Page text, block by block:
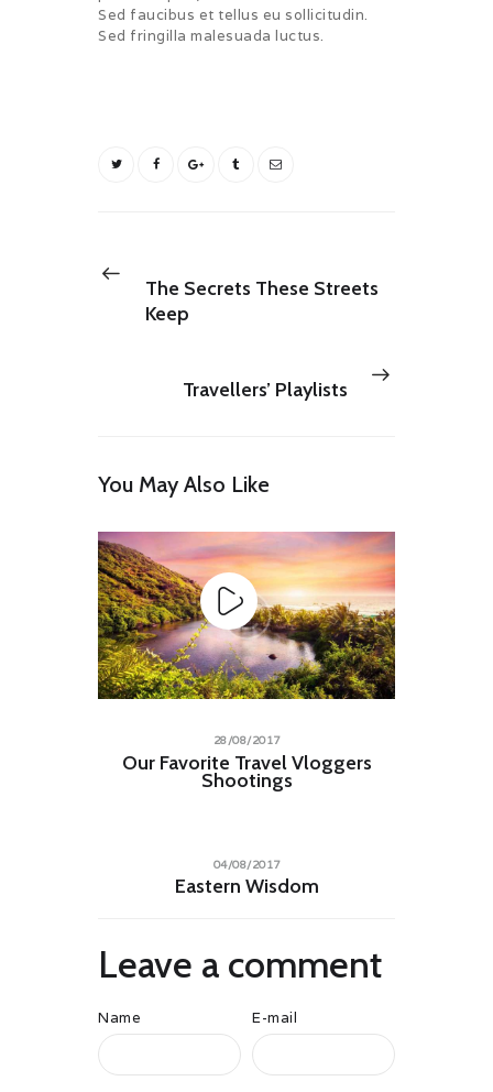
Sed faucibus et tellus eu sollicitudin.
Sed fringilla malesuada luctus.
The Secrets These Streets
Keep
Travellers’ Playlists
You May Also Like
28/08/2017
Our Favorite Travel Vloggers
Shootings
04/08/2017
Eastern Wisdom
Leave a comment
Name E-mail